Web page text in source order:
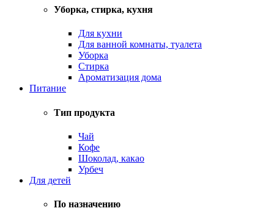
Уборка, стирка, кухня
Для кухни
Для ванной комнаты, туалета
Уборка
Стирка
Ароматизация дома
Питание
Тип продукта
Чай
Кофе
Шоколад, какао
Урбеч
Для детей
По назначению